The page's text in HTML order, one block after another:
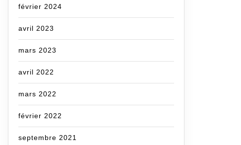
février 2024
avril 2023
mars 2023
avril 2022
mars 2022
février 2022
septembre 2021